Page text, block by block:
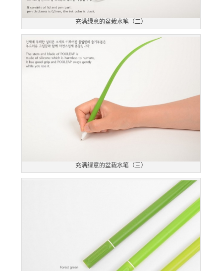
充满绿意的盆栽水笔（二）
充满绿意的盆栽水笔（三）